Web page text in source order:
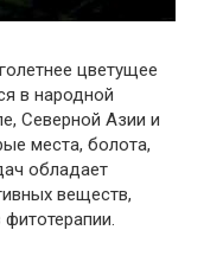
цветущее
в народной
Северной Азии и
места, болота,
обладает
веществ,